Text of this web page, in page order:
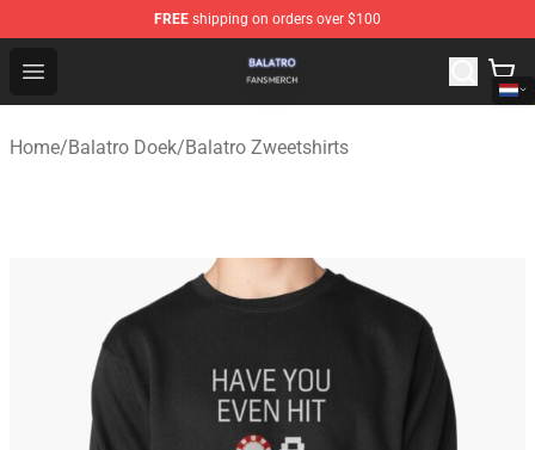
FREE shipping on orders over $100
Open menu
Balatro Shop - Official Balatro Merchandise Store
Home/Balatro Doek/Balatro Zweetshirts